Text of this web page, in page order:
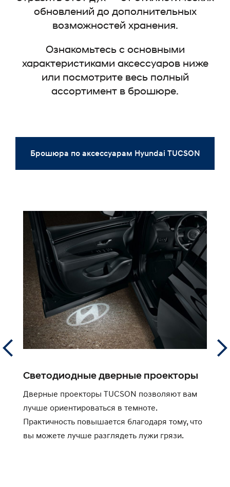
обновлений до дополнительных
возможностей хранения.
Ознакомьтесь с основными
характеристиками аксессуаров ниже
или посмотрите весь полный
ассортимент в брошюре.
Брошюра по аксессуарам Hyundai TUCSON
Светодиодные дверные проекторы
Дверные проекторы TUCSON позволяют вам
лучше ориентироваться в темноте.
Практичность повышается благодаря тому, что
вы можете лучше разглядеть лужи грязи.